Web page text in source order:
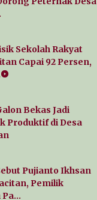
Sekolah Rakyat
Capai 92 Persen,
Bekas Jadi
Produktif di Desa
Pujianto Ikhsan
Pemilik
Pa…